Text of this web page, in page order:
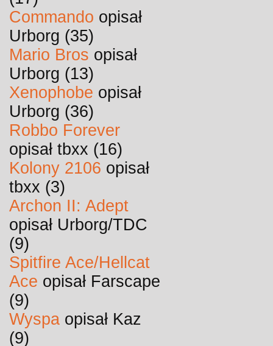
Commando opisał
Urborg (35)
Mario Bros opisał
Urborg (13)
Xenophobe opisał
Urborg (36)
Robbo Forever
opisał tbxx (16)
Kolony 2106 opisał
tbxx (3)
Archon II: Adept
opisał Urborg/TDC
(9)
Spitfire Ace/Hellcat
Ace opisał Farscape
(9)
Wyspa opisał Kaz
(9)